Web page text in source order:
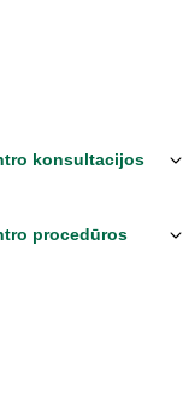
konsultacijos
procedūros